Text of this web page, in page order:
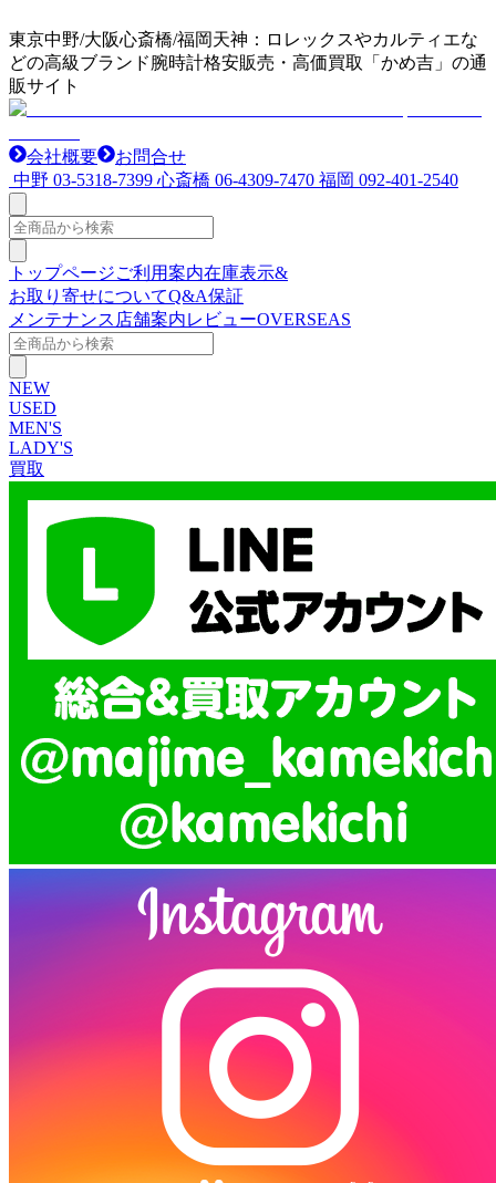
東京中野/大阪心斎橋/福岡天神：ロレックスやカルティエな
どの高級ブランド腕時計格安販売・高価買取「かめ吉」の通
販サイト
会社概要
お問合せ
中野 03-5318-7399 心斎橋 06-4309-7470 福岡 092-401-2540
トップページご利用案内在庫表示&
お取り寄せについてQ&A保証
メンテナンス 店舗案内レビューOVERSEAS
NEW
USED
MEN'S
LADY'S
買取